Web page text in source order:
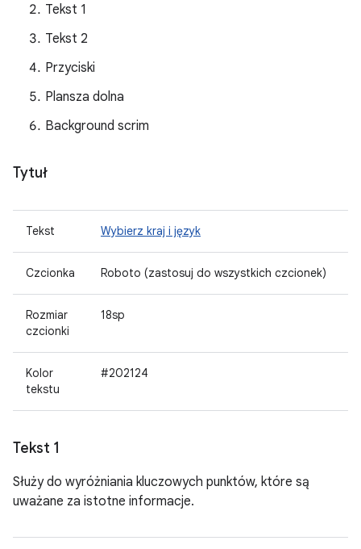
Tekst 1
Tekst 2
Przyciski
Plansza dolna
Background scrim
Tytuł
Tekst Wybierz kraj i język
Czcionka Roboto (zastosuj do wszystkich czcionek)
Rozmiar
czcionki
18sp
Kolor
tekstu
#202124
Tekst 1
Służy do wyróżniania kluczowych punktów, które są
uważane za istotne informacje.